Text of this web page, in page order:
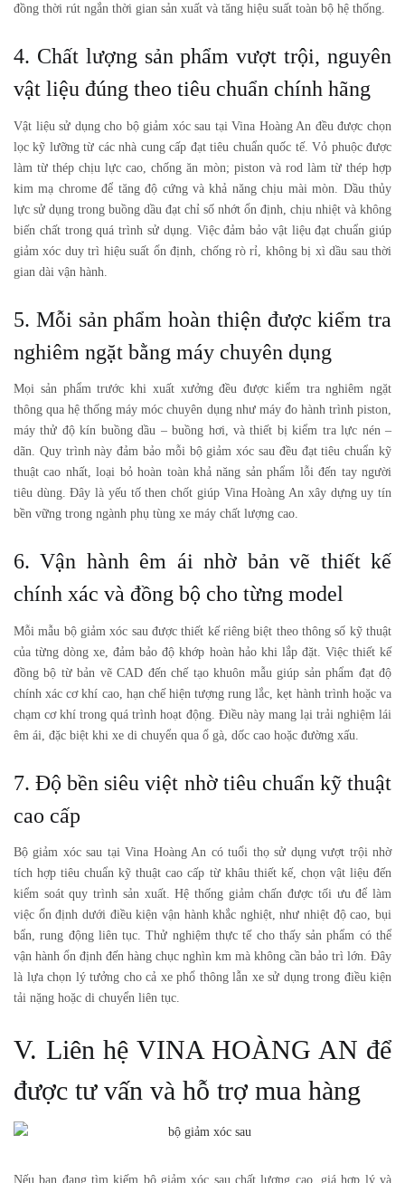
đồng thời rút ngắn thời gian sản xuất và tăng hiệu suất toàn bộ hệ thống.
4. Chất lượng sản phẩm vượt trội, nguyên
vật liệu đúng theo tiêu chuẩn chính hãng
Vật liệu sử dụng cho bộ giảm xóc sau tại Vina Hoàng An đều được chọn
lọc kỹ lưỡng từ các nhà cung cấp đạt tiêu chuẩn quốc tế. Vỏ phuộc được
làm từ thép chịu lực cao, chống ăn mòn; piston và rod làm từ thép hợp
kim mạ chrome để tăng độ cứng và khả năng chịu mài mòn. Dầu thủy
lực sử dụng trong buồng dầu đạt chỉ số nhớt ổn định, chịu nhiệt và không
biến chất trong quá trình sử dụng. Việc đảm bảo vật liệu đạt chuẩn giúp
giảm xóc duy trì hiệu suất ổn định, chống rò rỉ, không bị xì dầu sau thời
gian dài vận hành.
5. Mỗi sản phẩm hoàn thiện được kiểm tra
nghiêm ngặt bằng máy chuyên dụng
Mọi sản phẩm trước khi xuất xưởng đều được kiểm tra nghiêm ngặt
thông qua hệ thống máy móc chuyên dụng như máy đo hành trình piston,
máy thử độ kín buồng dầu – buồng hơi, và thiết bị kiểm tra lực nén –
dãn. Quy trình này đảm bảo mỗi bộ giảm xóc sau đều đạt tiêu chuẩn kỹ
thuật cao nhất, loại bỏ hoàn toàn khả năng sản phẩm lỗi đến tay người
tiêu dùng. Đây là yếu tố then chốt giúp Vina Hoàng An xây dựng uy tín
bền vững trong ngành phụ tùng xe máy chất lượng cao.
6. Vận hành êm ái nhờ bản vẽ thiết kế
chính xác và đồng bộ cho từng model
Mỗi mẫu bộ giảm xóc sau được thiết kế riêng biệt theo thông số kỹ thuật
của từng dòng xe, đảm bảo độ khớp hoàn hảo khi lắp đặt. Việc thiết kế
đồng bộ từ bản vẽ CAD đến chế tạo khuôn mẫu giúp sản phẩm đạt độ
chính xác cơ khí cao, hạn chế hiện tượng rung lắc, kẹt hành trình hoặc va
chạm cơ khí trong quá trình hoạt động. Điều này mang lại trải nghiệm lái
êm ái, đặc biệt khi xe di chuyển qua ổ gà, dốc cao hoặc đường xấu.
7. Độ bền siêu việt nhờ tiêu chuẩn kỹ thuật
cao cấp
Bộ giảm xóc sau tại Vina Hoàng An có tuổi thọ sử dụng vượt trội nhờ
tích hợp tiêu chuẩn kỹ thuật cao cấp từ khâu thiết kế, chọn vật liệu đến
kiểm soát quy trình sản xuất. Hệ thống giảm chấn được tối ưu để làm
việc ổn định dưới điều kiện vận hành khắc nghiệt, như nhiệt độ cao, bụi
bẩn, rung động liên tục. Thử nghiệm thực tế cho thấy sản phẩm có thể
vận hành ổn định đến hàng chục nghìn km mà không cần bảo trì lớn. Đây
là lựa chọn lý tưởng cho cả xe phổ thông lẫn xe sử dụng trong điều kiện
tải nặng hoặc di chuyển liên tục.
V. Liên hệ VINA HOÀNG AN để
được tư vấn và hỗ trợ mua hàng
Nếu bạn đang tìm kiếm bộ giảm xóc sau chất lượng cao, giá hợp lý và